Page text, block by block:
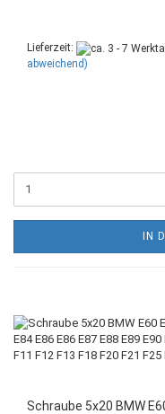
Lieferzeit:
abweichend)
IN
Schraube 5x20 BMW